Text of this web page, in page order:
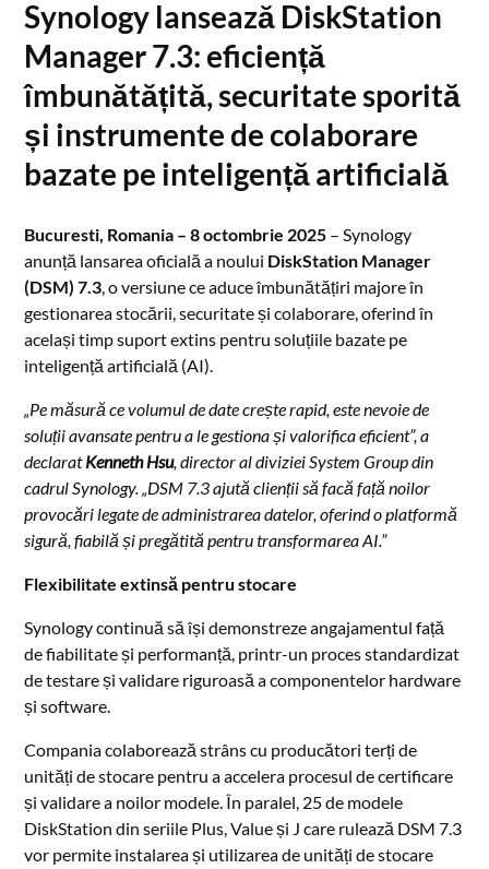
Synology lansează DiskStation
Manager 7.3: eficiență
îmbunătățită, securitate sporită
și instrumente de colaborare
bazate pe inteligență artificială
Bucuresti, Romania – 8 octombrie 2025 – Synology
anunță lansarea oficială a noului DiskStation Manager
(DSM) 7.3, o versiune ce aduce îmbunătățiri majore în
gestionarea stocării, securitate și colaborare, oferind în
același timp suport extins pentru soluțiile bazate pe
inteligență artificială (AI).
„Pe măsură ce volumul de date crește rapid, este nevoie de
soluții avansate pentru a le gestiona și valorifica eficient”, a
declaratKenneth Hsu, director al diviziei System Group din
cadrul Synology. „DSM 7.3 ajută clienții să facă față noilor
provocări legate de administrarea datelor, oferind o platformă
sigură, fiabilă și pregătită pentru transformarea AI.”
Flexibilitate extinsă pentru stocare
Synology continuă să își demonstreze angajamentul față
de fiabilitate și performanță, printr-un proces standardizat
de testare și validare riguroasă a componentelor hardware
și software.
Compania colaborează strâns cu producători terți de
unități de stocare pentru a accelera procesul de certificare
și validare a noilor modele. În paralel, 25 de modele
DiskStation din seriile Plus, Value și J care rulează DSM 7.3
vor permite instalarea și utilizarea de unități de stocare